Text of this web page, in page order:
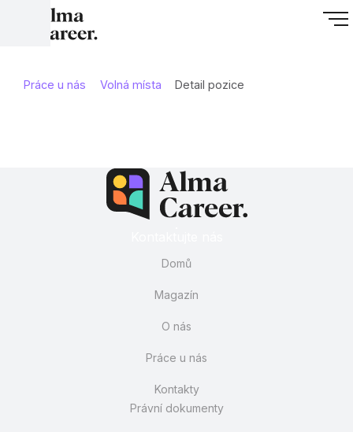
Práce u nás Volná místa Detail pozice
Domů
Magazín
O nás
Práce u nás
Kontakty
Právní dokumenty